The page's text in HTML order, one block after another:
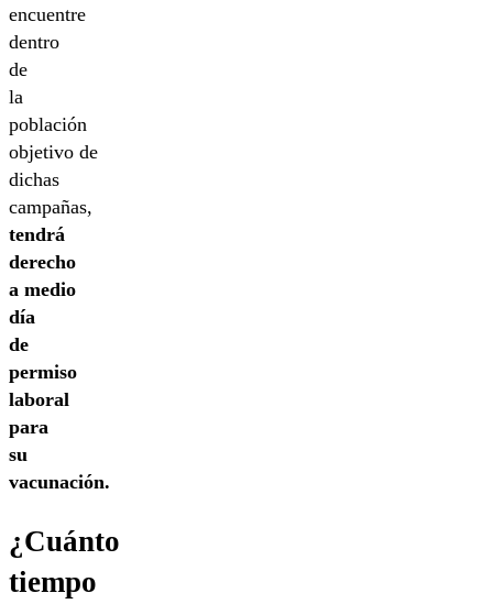
encuentre
dentro
de
la
población
objetivo de
dichas
campañas,
tendrá
derecho
a medio
día
de
permiso
laboral
para
su
vacunación.
¿Cuánto
tiempo